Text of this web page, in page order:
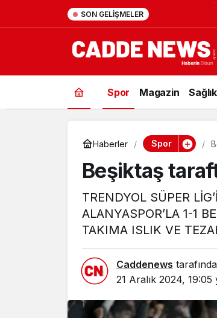
SON GELIŞMELER
Firarisi
Spor Magazin Sağlık
Haberler Spor
Beşiktaş
TRENDYOL SÜPER
ALANYASPOR’LA 1-1
TAKIMA ISLIK VE
Caddenews
21 Aralık 2024, 19:05